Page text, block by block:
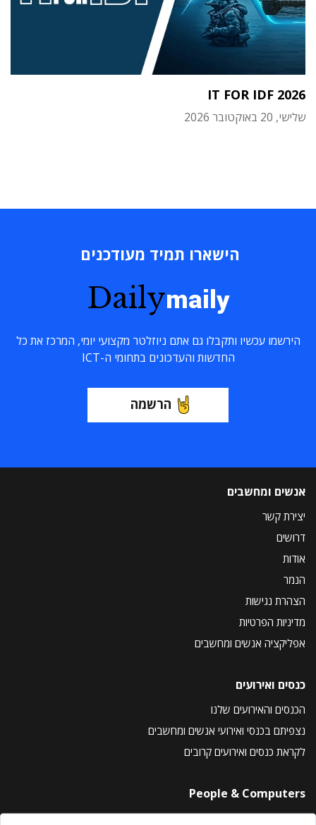
IT FOR IDF 2026
שלישי, 20 באוקטובר 2026
הישארו תמיד מעודכנים
Dailymaily
הירשמו עכשיו ותקבלו גם אתם ניוזלטר מקצועי יומי, המרכז את כל
החדשות והעדכונים בתחומי ה-ICT
הרשמה
אנשים ומחשבים
יצירת קשר
דרושים
אודות
הנמר
הצהרת נגישות
מדיניות הפרטיות
אפליקציה אנשים ומחשבים
כנסים ואירועים
הכנסים והאירועים שלנו
נצפיתם בכנסי ואירועי אנשים ומחשבים
לקראת כנסים ואירועים קרובים
People & Computers
About Us